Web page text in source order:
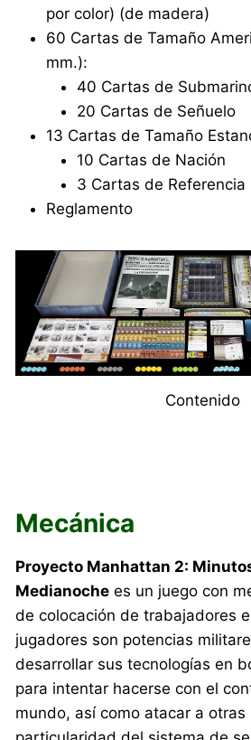
por color) (de madera)
60 Cartas de Tamaño
mm.):
40 Cartas de
20 Cartas de Señuelo
13 Cartas de Tamaño
10 Cartas de Nación
3 Cartas de Referencia
Reglamento
Contenido
Mecánica
Proyecto Manhattan 2:
Medianoche es un juego con
de colocación de trabajadores
jugadores son potencias
desarrollar sus tecnologías en
para intentar hacerse con el
mundo, así como atacar a otras